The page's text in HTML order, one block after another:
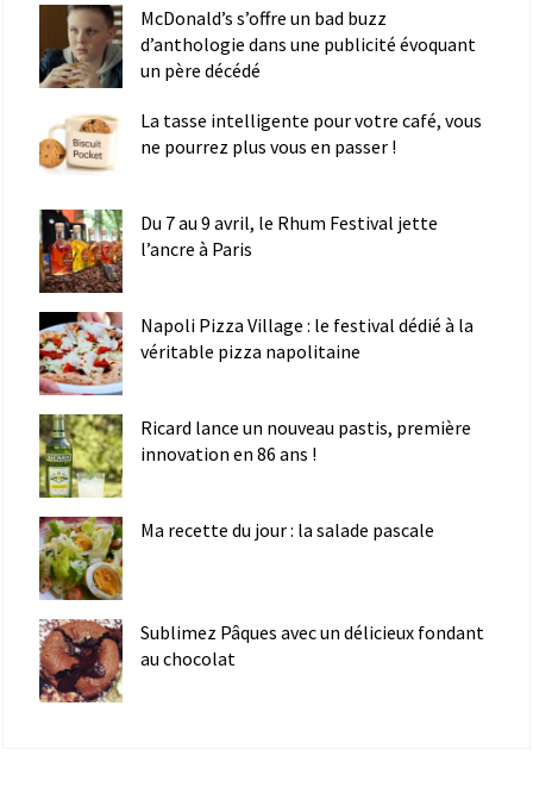
McDonald’s s’offre un bad buzz
d’anthologie dans une publicité évoquant
un père décédé
La tasse intelligente pour votre café, vous
ne pourrez plus vous en passer !
Du 7 au 9 avril, le Rhum Festival jette
l’ancre à Paris
Napoli Pizza Village : le festival dédié à la
véritable pizza napolitaine
Ricard lance un nouveau pastis, première
innovation en 86 ans !
Ma recette du jour : la salade pascale
Sublimez Pâques avec un délicieux fondant
au chocolat